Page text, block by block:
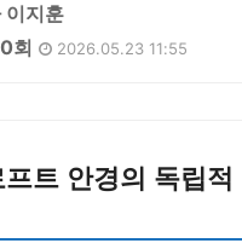
이지훈
회 2026.05.23 11:55
트 안경의 독립적